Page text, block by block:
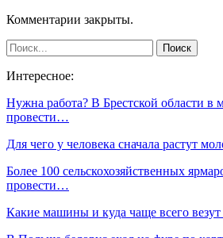
Комментарии закрыты.
Интересное:
Нужна работа? В Брестской области в
провести…
Для чего у человека сначала растут
Более 100 сельскохозяйственных
провести…
Какие машины и куда чаще всего